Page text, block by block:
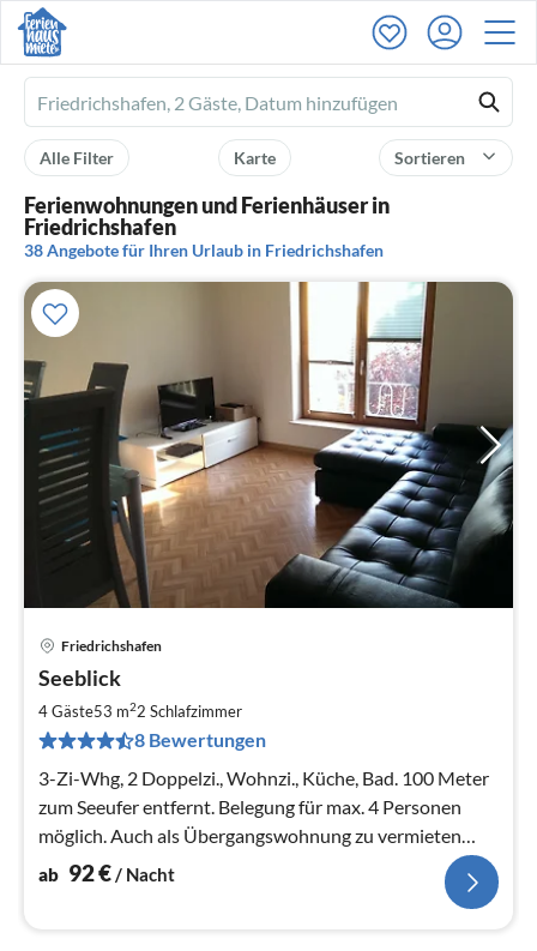
Ferienhausmiete
logo
Sortieren
Karte
Alle Filter
Ferienwohnungen und Ferienhäuser in
Friedrichshafen
38 Angebote für Ihren Urlaub in Friedrichshafen
Friedrichshafen
Seeblick
4 Gäste53 m22 Schlafzimmer
8 Bewertungen
3-Zi-Whg, 2 Doppelzi., Wohnzi., Küche, Bad. 100 Meter
zum Seeufer entfernt. Belegung für max. 4 Personen
möglich. Auch als Übergangswohnung zu vermieten
(nach Vereinbarung)
ab 92€/ Nacht